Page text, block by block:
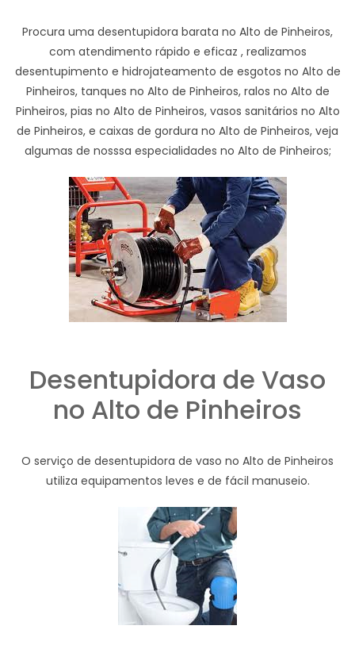
Procura uma desentupidora barata no Alto de Pinheiros,
com atendimento rápido e eficaz , realizamos
desentupimento e hidrojateamento de esgotos no Alto de
Pinheiros, tanques no Alto de Pinheiros, ralos no Alto de
Pinheiros, pias no Alto de Pinheiros, vasos sanitários no Alto
de Pinheiros, e caixas de gordura no Alto de Pinheiros, veja
algumas de nosssa especialidades no Alto de Pinheiros;
Desentupidora de Vaso
no Alto de Pinheiros
O serviço de desentupidora de vaso no Alto de Pinheiros
utiliza equipamentos leves e de fácil manuseio.